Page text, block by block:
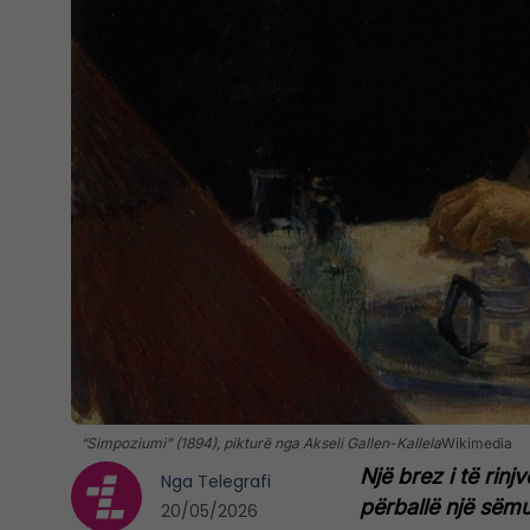
“Simpoziumi” (1894), pikturë nga Akseli Gallen-KallelaWikimedia
Një brez i të
përballë një
Nga Telegrafi
20/05/2026